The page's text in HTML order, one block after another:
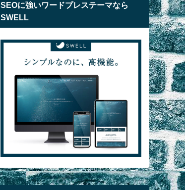
SEOに強いワードプレステーマなら
SWELL